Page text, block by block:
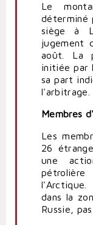
Le
déterminé
siège à
jugement
août. La
initiée par
sa part
l'arbitrage.
Membres
Les
26
une
dans la
Russie,